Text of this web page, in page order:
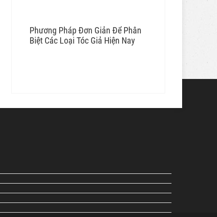
Phương Pháp Đơn Giản Để Phân
Biệt Các Loại Tóc Giả Hiện Nay